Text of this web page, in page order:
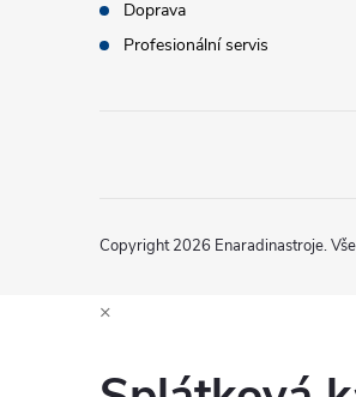
Doprava
Profesionální servis
Copyright 2026 Enaradinastroje.
×